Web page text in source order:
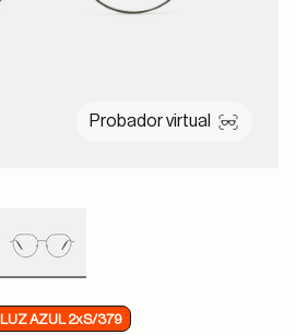
Probador virtual
LUZ AZUL 2xS/379